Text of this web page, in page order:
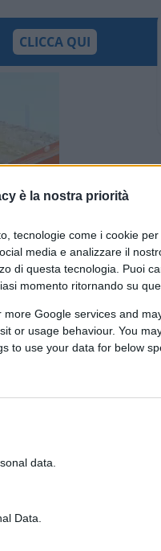
è la nostra priorità
tecnologie come i cookie
media e analizzare il
di questa tecnologia. Puoi
momento ritornando su
Google services and
or usage behaviour. You
to use your data for below
data.
Data.
CLICCA QUI
Micheli, fa un
Esteri,
finta di nulla
Ecco